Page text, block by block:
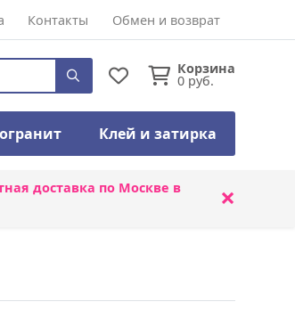
Контакты Обмен и возврат
Корзина
0 руб.
Клей и затирка
доставка по Москве в
×